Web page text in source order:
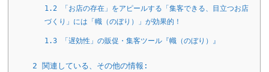
1.2「お店の存在」をアピールする「集客できる、目立つお店
づくり」には「幟（のぼり）」が効果的！
1.3「遅効性」の販促・集客ツール『幟（のぼり）』
2 関連している、その他の情報: